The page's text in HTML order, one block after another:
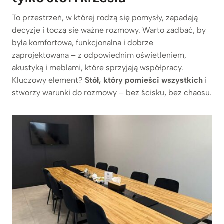
To przestrzeń, w której rodzą się pomysły, zapadają
decyzje i toczą się ważne rozmowy. Warto zadbać, by
była komfortowa, funkcjonalna i dobrze
zaprojektowana – z odpowiednim oświetleniem,
akustyką i meblami, które sprzyjają współpracy.
Kluczowy element? Stół, który pomieści wszystkich i
stworzy warunki do rozmowy – bez ścisku, bez chaosu.